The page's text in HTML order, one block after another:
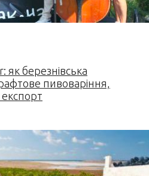
як березнівська
пивоваріння,
експорт